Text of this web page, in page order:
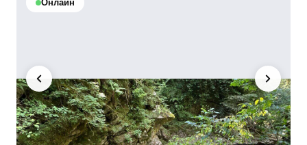
Онлайн